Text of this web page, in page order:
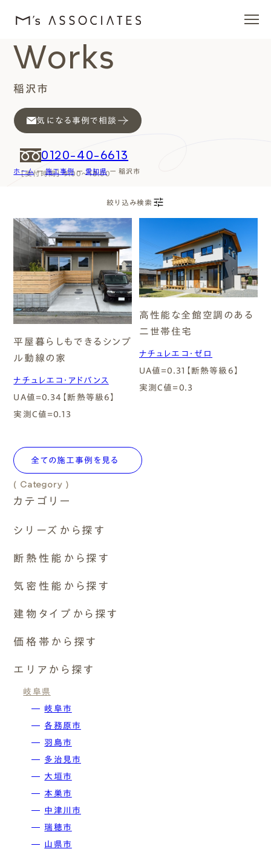
エムズの家
施工事例
モデルハウス
エムズのこと
0120-40-6613
［受付時間］ 9:00～18:00
モデルハウスを見る
ファーストプランを試す
稲沢市
Works
気になる事例で相談
0120-40-6613
［受付時間］ 9:00～18:00
ホームー施工事例ー 愛知県ー 稲沢市
絞り込み検索
( Works Search )
絞り込み検索
( Series )
シリーズ
ナチュレエコ・プラス
ナチュレエコ・ゼロ
ナチュレエコ・アドバンス
性能向上リノベーション
( Insulation )
断熱性能
断熱等級6 G2（UA値0.46以
下）
断熱等級7 G3（UA値0.26以
( Airtightness )
C値 0.1以下
C値 0.2以下
C値 0.3以下
C値 0.4以下
平屋暮らしもできるシンプ
ル動線の家
ナチュレエコ・アドバンス
UA値=0.34【断熱等級6】
実測C値=0.13
高性能な全館空調のある
二世帯住宅
ナチュレエコ・ゼロ
UA値=0.31【断熱等級6】
実測C値=0.3
全ての施工事例を見る
( Category )
カテゴリー
シリーズから探す
ナチュレエコ・プラス
ナチュレエコ・アドバンス
性能向上リノベーション
断熱性能から探す
断熱等級6 G2（UA値0.46以下）
その他
気密性能から探す
C値 0.1以下
C値 0.3以下
C値 0.5以下
C値 1以下
その他
建物タイプから探す
平屋
2階建て
3階建て
非住宅
リノベーション・リフォーム
価格帯から探す
1,500~2,000万円
2,500〜3,000万円
3,000〜3,500万円
3,500〜4,000万円
4,000万円〜
エリアから探す
岐阜県
岐阜市
各務原市
⽻島市
多治⾒市
⼤垣市
本巣市
中津川市
瑞穂市
⼭県市